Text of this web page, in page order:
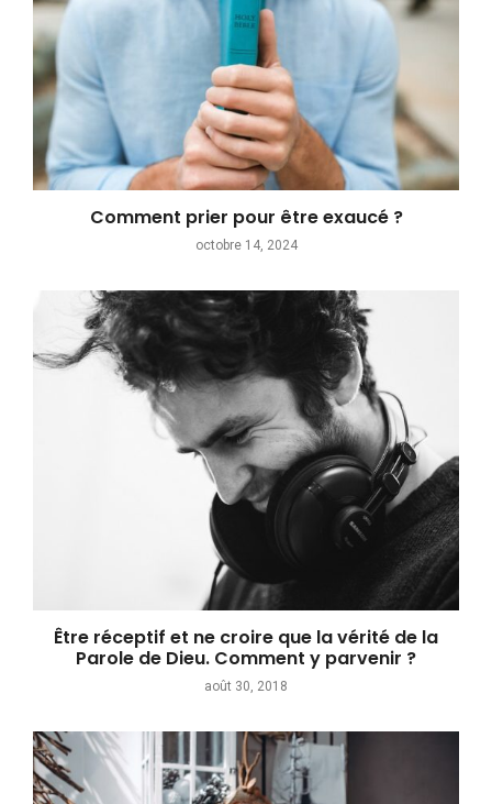
Comment prier pour être exaucé ?
octobre 14, 2024
Être réceptif et ne croire que la vérité de la
Parole de Dieu. Comment y parvenir ?
août 30, 2018